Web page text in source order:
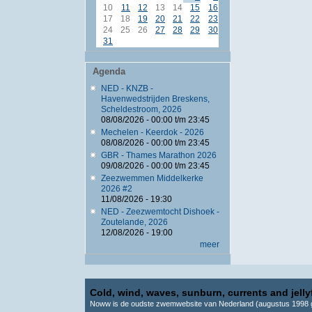
10
11 12 13 14 15
16
17
18 19 20 21 22
23
24
25 26 27 28 29
30
31
Agenda
NED - KNZB -
Havenwedstrijden Breskens,
Scheldestroom, 2026
08/08/2026 - 00:00t/m 23:45
Mechelen - Keerdok - 2026
08/08/2026 - 00:00t/m 23:45
GBR - Thames Marathon 2026
09/08/2026 - 00:00t/m 23:45
Zeezwemmen Middelkerke
2026 #2
11/08/2026 - 19:30
NED - Zeezwemtocht Dishoek -
Zoutelande, 2026
12/08/2026 - 19:00
meer
Cold, wind, waves, sunburn, currents and
Noww is de oudste zwemwebsite van Nederland (augustus 1998